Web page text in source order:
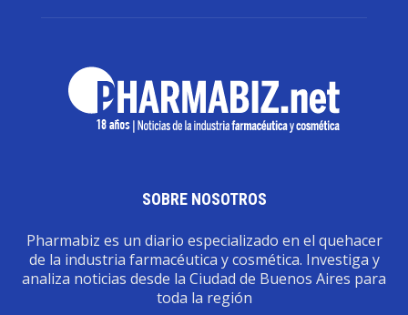
SOBRE NOSOTROS
Pharmabiz es un diario especializado en el quehacer
de la industria farmacéutica y cosmética. Investiga y
analiza noticias desde la Ciudad de Buenos Aires para
toda la región